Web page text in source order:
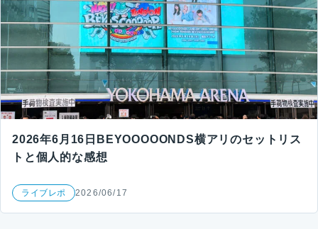
2026年6月16日BEYOOOOONDS横アリのセットリス
トと個人的な感想
ライブレポ 2026/06/17